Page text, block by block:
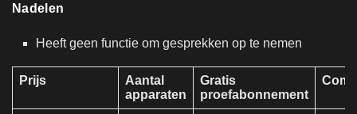
Nadelen
Heeft geen functie om gesprekken op te nemen
Prijs
Aantal
apparaten
Gratis
proefabonnement